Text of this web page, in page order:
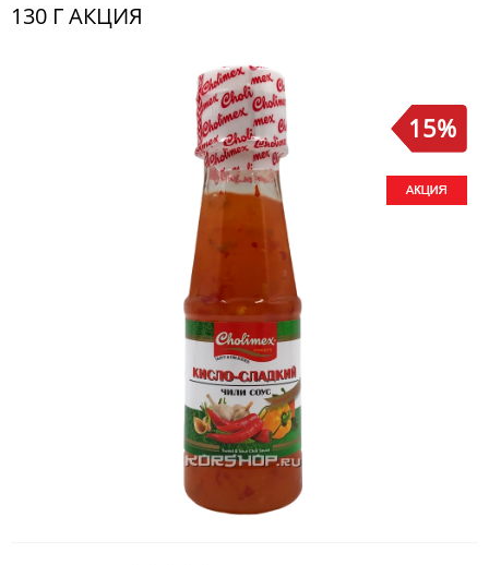
130 Г АКЦИЯ
15%